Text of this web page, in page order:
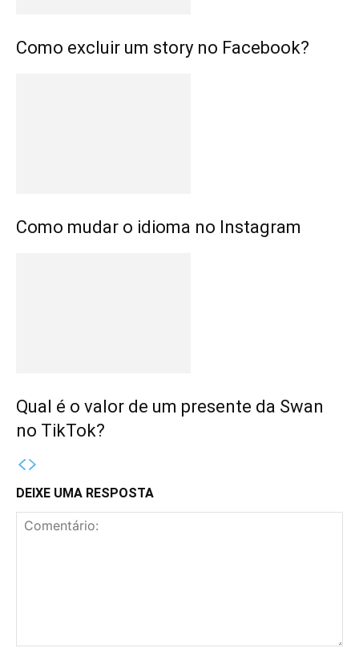
Como excluir um story no Facebook?
Como mudar o idioma no Instagram
Qual é o valor de um presente da Swan
no TikTok?
DEIXE UMA RESPOSTA